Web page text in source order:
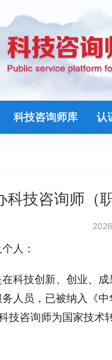
科技咨询师库 认
科技咨询师（
人：
科技创新、创业、
人员，已被纳入《
咨询师为国家技术